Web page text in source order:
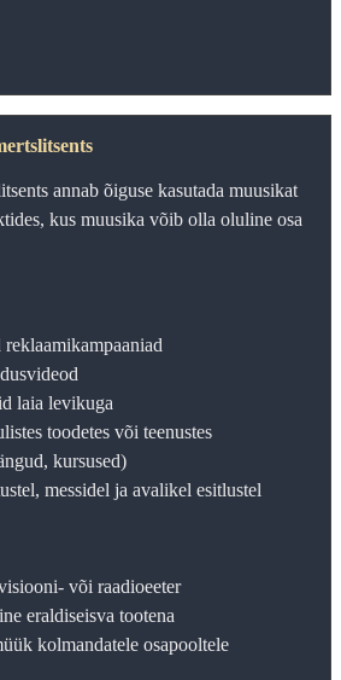
annab õiguse kasutada muusikat
kus muusika võib olla oluline osa
reklaamikampaaniad
laia levikuga
toodetes või teenustes
kursused)
messidel ja avalikel esitlustel
või raadioeeter
eraldiseisva tootena
kolmandatele osapooltele